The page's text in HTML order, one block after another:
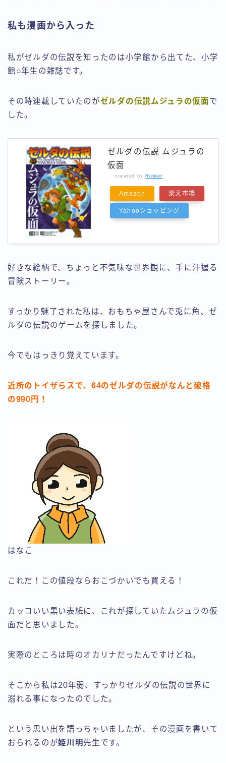
私も漫画から入った
私がゼルダの伝説を知ったのは小学館から出てた、小学
館○年生の雑誌です。
その時連載していたのがゼルダの伝説ムジュラの仮面で
した。
ゼルダの伝説 ムジュラの
仮面
created by Rinker
Amazon 楽天市場
Yahooショッピング
好きな絵柄で、ちょっと不気味な世界観に、手に汗握る
冒険ストーリー。
すっかり魅了された私は、おもちゃ屋さんで兎に角、ゼ
ルダの伝説のゲームを探しました。
今でもはっきり覚えています。
近所のトイザらスで、64のゼルダの伝説がなんと破格
の990円！
はなこ
これだ！この値段ならおこづかいでも買える！
カッコいい黒い表紙に、これが探していたムジュラの仮
面だと思いました。
実際のところは時のオカリナだったんですけどね。
そこから私は20年弱、すっかりゼルダの伝説の世界に
溺れる事になったのでした。
という思い出を語っちゃいましたが、その漫画を書いて
おられるのが姫川明 先生です。